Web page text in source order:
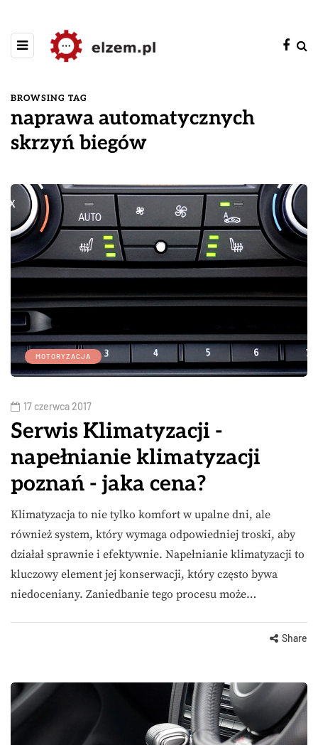
BROWSING TAG
naprawa automatycznych
skrzyń biegów
MOTORYZACJA
17 czerwca 2017
Serwis Klimatyzacji -
napełnianie klimatyzacji
poznań - jaka cena?
Klimatyzacja to nie tylko komfort w upalne dni, ale
również system, który wymaga odpowiedniej troski, aby
działał sprawnie i efektywnie. Napełnianie klimatyzacji to
kluczowy element jej konserwacji, który często bywa
niedoceniany. Zaniedbanie tego procesu może…
Share